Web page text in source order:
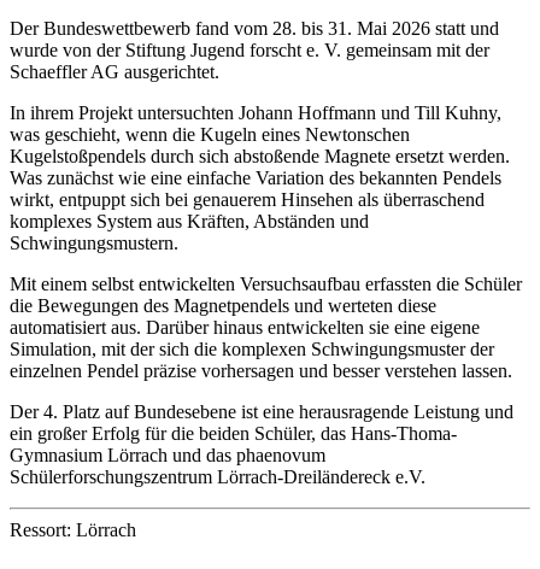
Der Bundeswettbewerb fand vom 28. bis 31. Mai 2026 statt und
wurde von der Stiftung Jugend forscht e. V. gemeinsam mit der
Schaeffler AG ausgerichtet.
In ihrem Projekt untersuchten Johann Hoffmann und Till Kuhny,
was geschieht, wenn die Kugeln eines Newtonschen
Kugelstoßpendels durch sich abstoßende Magnete ersetzt werden.
Was zunächst wie eine einfache Variation des bekannten Pendels
wirkt, entpuppt sich bei genauerem Hinsehen als überraschend
komplexes System aus Kräften, Abständen und
Schwingungsmustern.
Mit einem selbst entwickelten Versuchsaufbau erfassten die Schüler
die Bewegungen des Magnetpendels und werteten diese
automatisiert aus. Darüber hinaus entwickelten sie eine eigene
Simulation, mit der sich die komplexen Schwingungsmuster der
einzelnen Pendel präzise vorhersagen und besser verstehen lassen.
Der 4. Platz auf Bundesebene ist eine herausragende Leistung und
ein großer Erfolg für die beiden Schüler, das Hans-Thoma-
Gymnasium Lörrach und das phaenovum
Schülerforschungszentrum Lörrach-Dreiländereck e.V.
Ressort: Lörrach